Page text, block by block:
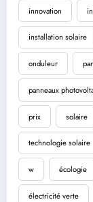
innovation
installation solaire
onduleur
panneaux
prix solaire
technologie solaire
w écologie
électricité verte